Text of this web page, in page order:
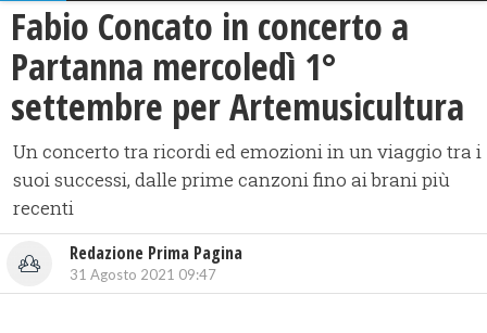
Fabio Concato in concerto a
Partanna mercoledì 1°
settembre per Artemusicultura
Un concerto tra ricordi ed emozioni in un viaggio tra i
suoi successi, dalle prime canzoni fino ai brani più
recenti
Redazione Prima Pagina
31 Agosto 2021 09:47